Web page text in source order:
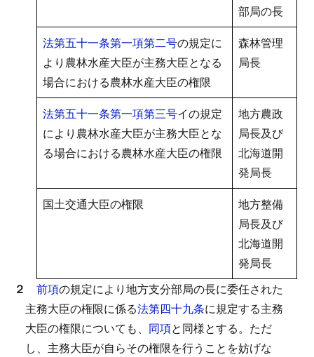
部局の長
法第五十一条第一項第二号の規定に
より農林水産大臣が主務大臣となる
場合における農林水産大臣の権限
森林管理
局長
法第五十一条第一項第三号イの規定
により農林水産大臣が主務大臣とな
る場合における農林水産大臣の権限
地方農政
局長及び
北海道開
発局長
国土交通大臣の権限
地方整備
局長及び
北海道開
発局長
２ 前項の規定により地方支分部局の長に委任された
主務大臣の権限に係る法第四十九条に規定する主務
大臣の権限についても、 同項と同様とする。 ただ
し、主務大臣が自らその権限を行うことを妨げな